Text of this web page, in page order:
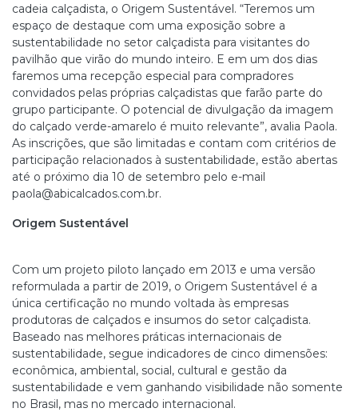
cadeia calçadista, o Origem Sustentável. “Teremos um
espaço de destaque com uma exposição sobre a
sustentabilidade no setor calçadista para visitantes do
pavilhão que virão do mundo inteiro. E em um dos dias
faremos uma recepção especial para compradores
convidados pelas próprias calçadistas que farão parte do
grupo participante. O potencial de divulgação da imagem
do calçado verde-amarelo é muito relevante”, avalia Paola.
As inscrições, que são limitadas e contam com critérios de
participação relacionados à sustentabilidade, estão abertas
até o próximo dia 10 de setembro pelo e-mail
paola@abicalcados.com.br.
Origem Sustentável
Com um projeto piloto lançado em 2013 e uma versão
reformulada a partir de 2019, o Origem Sustentável é a
única certificação no mundo voltada às empresas
produtoras de calçados e insumos do setor calçadista.
Baseado nas melhores práticas internacionais de
sustentabilidade, segue indicadores de cinco dimensões:
econômica, ambiental, social, cultural e gestão da
sustentabilidade e vem ganhando visibilidade não somente
no Brasil, mas no mercado internacional.